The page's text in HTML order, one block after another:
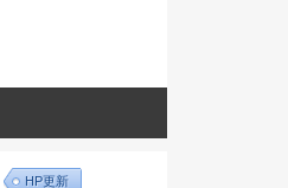
HP更新